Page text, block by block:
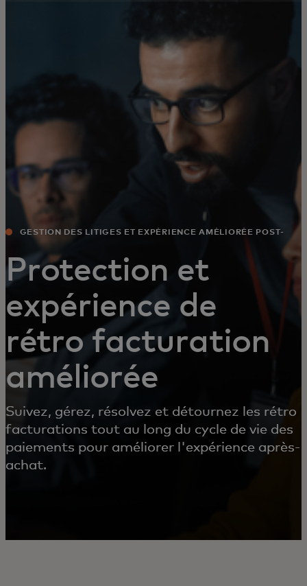
Pour les professionnels
Pour le monde
Pour les innovateurs
Actualités et tendances
GESTION DES LITIGES ET EXPÉRIENCE AMÉLIORÉE POST-
Protection et
expérience de
rétro facturation
améliorée
Suivez, gérez, résolvez et détournez les rétro
facturations tout au long du cycle de vie des
paiements pour améliorer l'expérience après-
achat.